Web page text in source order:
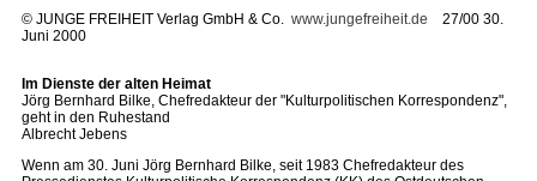
© JUNGE FREIHEIT Verlag GmbH & Co. www.jungefreiheit.de 27/00 30.
Juni 2000
Im Dienste der alten Heimat
Jörg Bernhard Bilke, Chefredakteur der "Kulturpolitischen Korrespondenz",
geht in den Ruhestand
Albrecht Jebens
Wenn am 30. Juni Jörg Bernhard Bilke, seit 1983 Chefredakteur des